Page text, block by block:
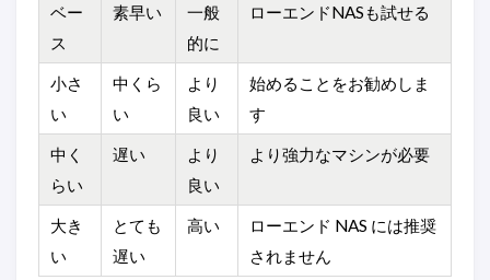
ベー
ス
素早い
一般
的に
ローエンドNASも試せる
小さ
い
中くら
い
より
良い
始めることをお勧めしま
す
中く
らい
遅い
より
良い
より強力なマシンが必要
大き
い
とても
遅い
高い
ローエンド NAS には推奨
されません